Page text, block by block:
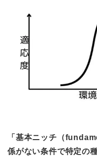
「基本ニッチ（
係がない条件で特定の